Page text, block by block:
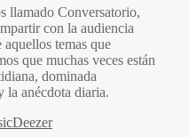
llamado Conversatorio,
con la audiencia
temas que
que muchas veces están
dominada
la anécdota diaria.
Deezer